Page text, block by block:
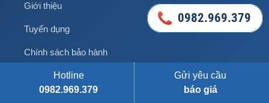
Giới thiệu
Tuyển dụng
Chính sách bảo hành
Chính sách bảo mật
0982.969.379
Hotline
0982.969.379
Gửi yêu cầu
báo giá
0982.969.379